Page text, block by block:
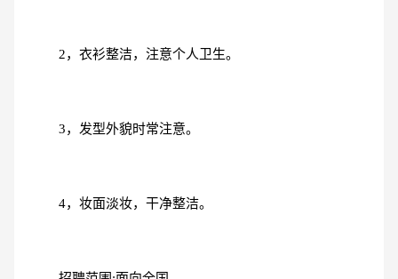
2，衣衫整洁，注意个人卫生。
3，发型外貌时常注意。
4，妆面淡妆，干净整洁。